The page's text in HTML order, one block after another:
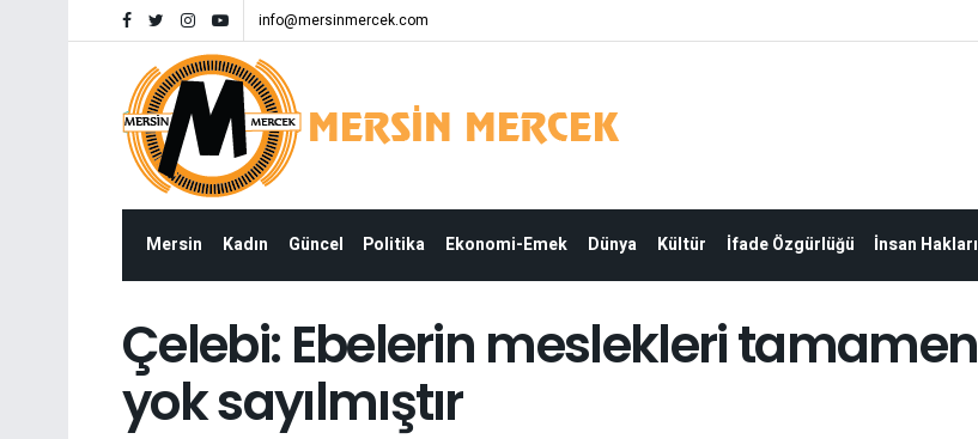
info@mersinmercek.com
Mersin Kadın Güncel Politika Ekonomi-Emek Dünya Kültür İfade Özgürlüğü İnsan Hakları
Çelebi: Ebelerin meslekleri tamamen
yok sayılmıştır